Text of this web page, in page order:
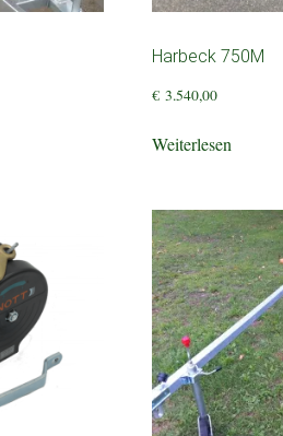
Harbeck 750M
€ 3.540,00
Weiterlesen